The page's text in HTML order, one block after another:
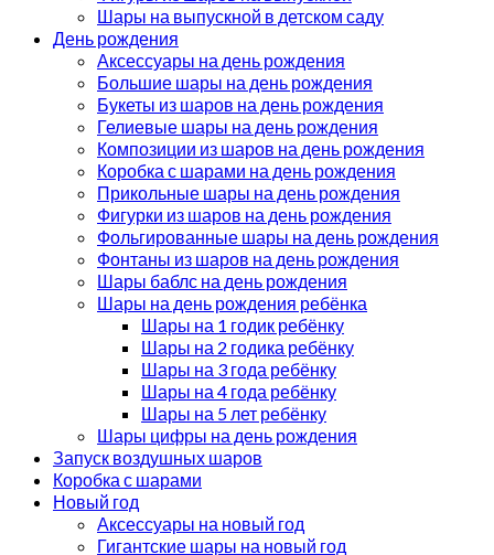
Шары на выпускной в детском саду
День рождения
Аксессуары на день рождения
Большие шары на день рождения
Букеты из шаров на день рождения
Гелиевые шары на день рождения
Композиции из шаров на день рождения
Коробка с шарами на день рождения
Прикольные шары на день рождения
Фигурки из шаров на день рождения
Фольгированные шары на день рождения
Фонтаны из шаров на день рождения
Шары баблс на день рождения
Шары на день рождения ребёнка
Шары на 1 годик ребёнку
Шары на 2 годика ребёнку
Шары на 3 года ребёнку
Шары на 4 года ребёнку
Шары на 5 лет ребёнку
Шары цифры на день рождения
Запуск воздушных шаров
Коробка с шарами
Новый год
Аксессуары на новый год
Гигантские шары на новый год